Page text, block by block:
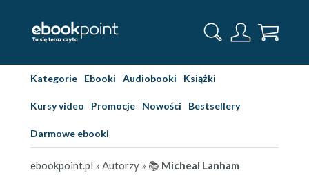
Kategorie Ebooki Audiobooki Książki
Kursy video Promocje Nowości Bestsellery
Darmowe ebooki
ebookpoint.pl » Autorzy » 📚 Micheal Lanham